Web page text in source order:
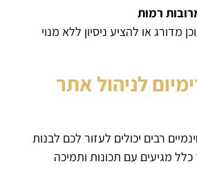
רמות
או להציע ניסיון ללא מנוי
לניהול אתר
רבים יכולים לעזור לכם לבנות
מגיעים עם תכונות ותמיכה